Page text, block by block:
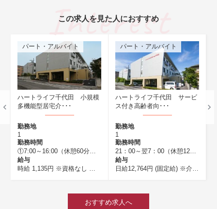
この求人を見た人におすすめ
日給27,775円 (固定給)※介護福祉士 夜勤1回 ※日祝は時給換算して1
※処遇改善手当等(一律)を含む ※交代勤務を実施した場合
者研修 日給13,110円 (固定給) ※介護福祉士 ※夜勤1回あたり ※日祝は時
日給26,480円 (固定給)※初任者研修 日給27,775円 (固定給)※介護福
パート・アルバイト
ハートライフ千代田 小規模
多機能型居宅介･･･
勤務地
1
勤務時間
給与
時給 1,135円 ※資格なし 時給 1,215円※初任者研修 時給 1,335円
パート・アルバイト
ハートライフ千代田 サービ
ス付き高齢者向･･･
勤務地
1
勤務時間
給与
日給12,764円 (固定給) ※介護福祉士 夜勤1回 ※日祝は時給換算して1時間あたり50円UP ※処遇改善手当等（一律）を含む ※当社規定により変動あり
おすすめ求人へ